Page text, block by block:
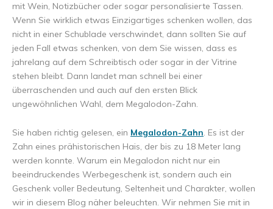
mit Wein, Notizbücher oder sogar personalisierte Tassen.
Wenn Sie wirklich etwas Einzigartiges schenken wollen, das
nicht in einer Schublade verschwindet, dann sollten Sie auf
jeden Fall etwas schenken, von dem Sie wissen, dass es
jahrelang auf dem Schreibtisch oder sogar in der Vitrine
stehen bleibt. Dann landet man schnell bei einer
überraschenden und auch auf den ersten Blick
ungewöhnlichen Wahl, dem Megalodon-Zahn.
Sie haben richtig gelesen, ein Megalodon-Zahn. Es ist der
Zahn eines prähistorischen Hais, der bis zu 18 Meter lang
werden konnte. Warum ein Megalodon nicht nur ein
beeindruckendes Werbegeschenk ist, sondern auch ein
Geschenk voller Bedeutung, Seltenheit und Charakter, wollen
wir in diesem Blog näher beleuchten. Wir nehmen Sie mit in